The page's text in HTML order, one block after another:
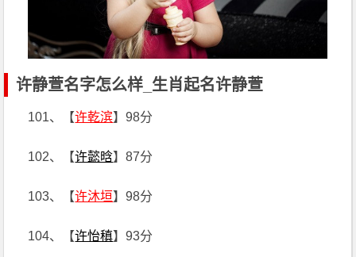
许静萱名字怎么样_生肖起名许静萱
101、【许乾滨】98分
102、【许懿晗】87分
103、【许沐垣】98分
104、【许怡稹】93分